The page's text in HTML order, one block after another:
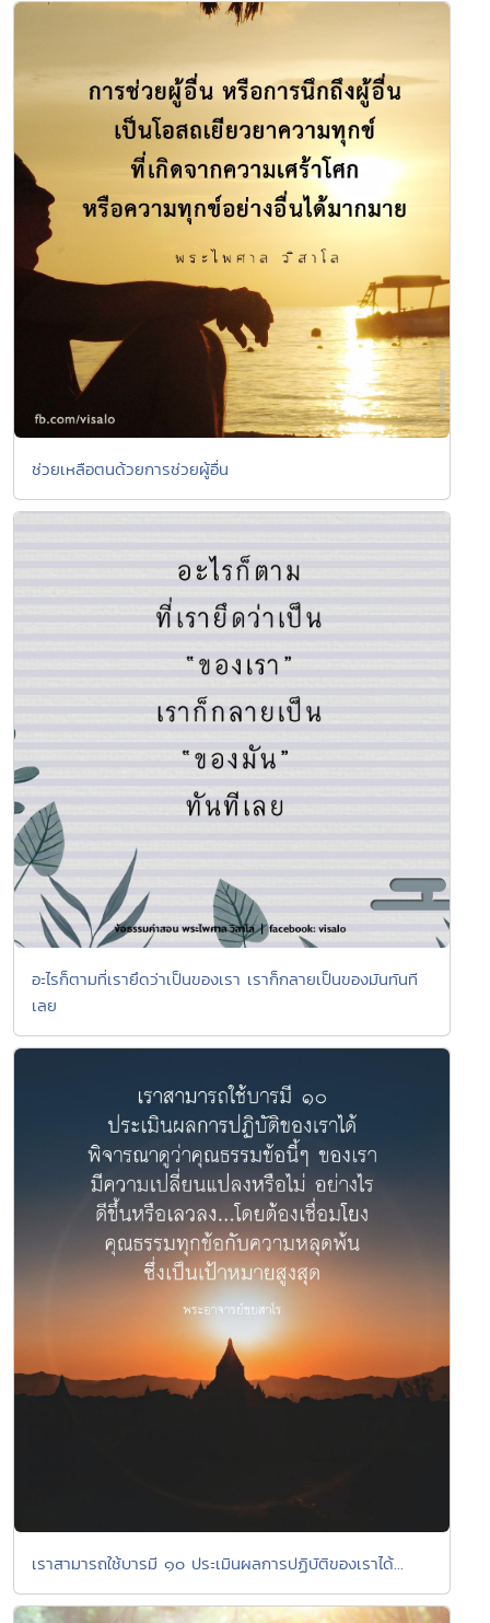
ช่วยเหลือตนด้วยการช่วยผู้อื่น
อะไรก็ตามที่เรายึดว่าเป็นของเรา เราก็กลายเป็นของมันทันที
เลย
เราสามารถใช้บารมี ๑๐ ประเมินผลการปฏิบัติของเราได้...